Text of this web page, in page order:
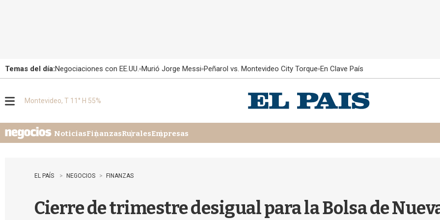
Temas del día:Negociaciones con EE.UU. Murió Jorge Messi Peñarol vs. Montevideo City Torque En Clave País
u
Montevideo, T 11° H 55%
NoticiasFinanzasRuralesEmpresas
EL PAÍS NEGOCIOS FINANZAS
Cierre de trimestre desigual para la Bolsa de